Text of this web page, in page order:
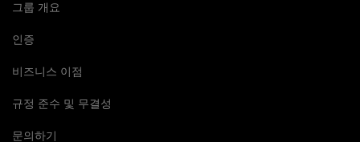
그룹 개요
인증
비즈니스 이점
규정 준수 및 무결성
문의하기